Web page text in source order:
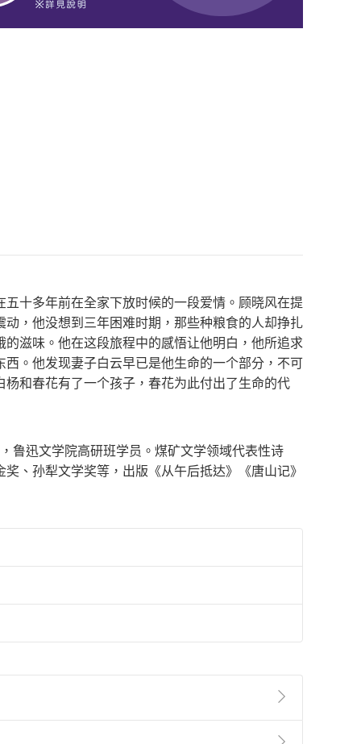
十多年前在全家下放时候的一段爱情。顾晓风在提
，他没想到三年困难时期，那些种粮食的人却挣扎
滋味。他在这段旅程中的感悟让他明白，他所追求
。他发现妻子白云早已是他生命的一个部分，不可
和春花有了一个孩子，春花为此付出了生命的代
鲁迅文学院高研班学员。煤矿文学领域代表性诗
、孙犁文学奖等，出版《从午后抵达》《唐山记》